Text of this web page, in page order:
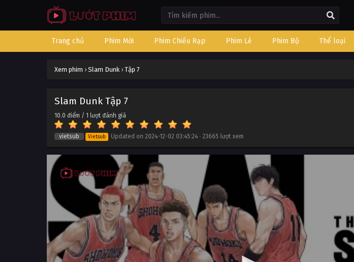
Trang chủ Phim Mới Phim Chiếu Rạp Phim Lẻ Phim Bộ Thể loại
Xem phim › Slam Dunk › Tập 7
Slam Dunk Tập 7
10.0 điểm / 1 lượt đánh giá
vietsub Vietsub Updated on 2024-12-02 03:45:24 · 23665 lượt xem